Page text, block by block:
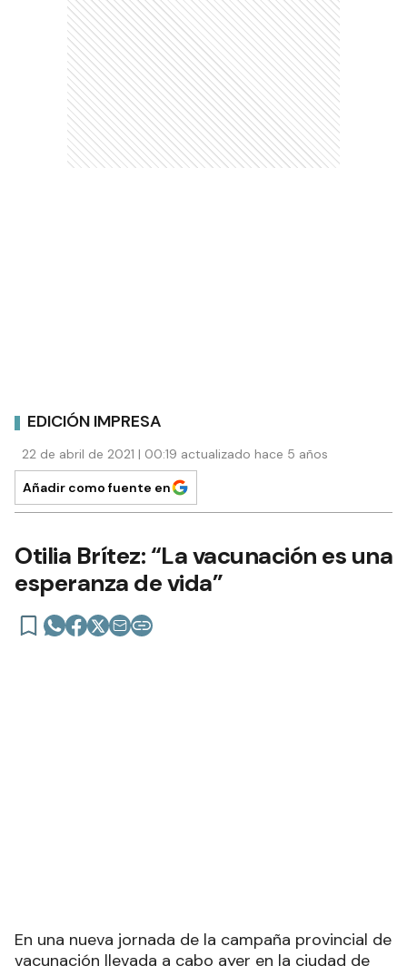
EDICIÓN IMPRESA
22 de abril de 2021 | 00:19 actualizado hace 5 años
Añadir como fuente en
Otilia Brítez: “La vacunación es una
esperanza de vida”